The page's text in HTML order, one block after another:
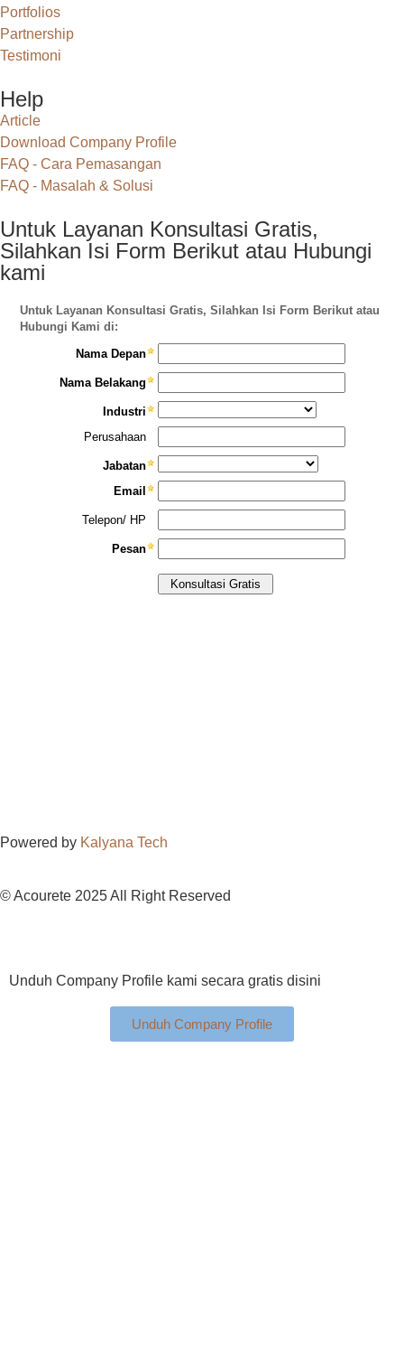
Portfolios
Partnership
Testimoni
Help
Article
Download Company Profile
FAQ - Cara Pemasangan
FAQ - Masalah & Solusi
Untuk Layanan Konsultasi Gratis,
Silahkan Isi Form Berikut atau Hubungi
kami
Powered by Kalyana Tech
© Acourete 2025 All Right Reserved
Unduh Company Profile kami secara gratis disini
Unduh Company Profile